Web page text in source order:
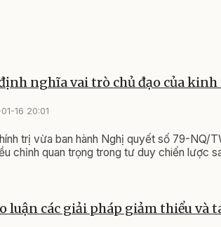
nghĩa vai trò chủ đạo của kinh
16 20:01
trị vừa ban hành Nghị quyết số 79-NQ/
chỉnh quan trọng trong tư duy chiến lược
luận các giải pháp giảm thiểu và